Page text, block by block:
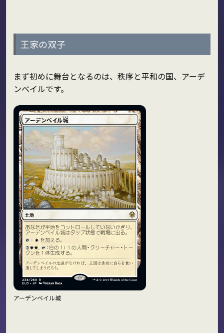
王家の双子
まず初めに舞台となるのは、秩序と平和の国、アーデ
ンベイルです。
アーデンベイル城